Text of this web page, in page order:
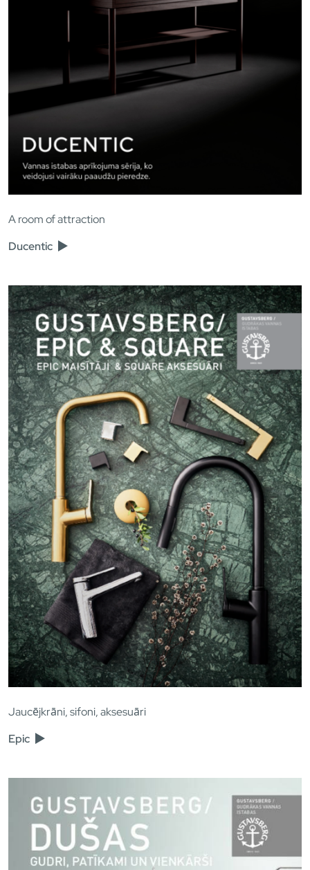
A room of attraction
Ducentic
Jaucējkrāni, sifoni, aksesuāri
Epic